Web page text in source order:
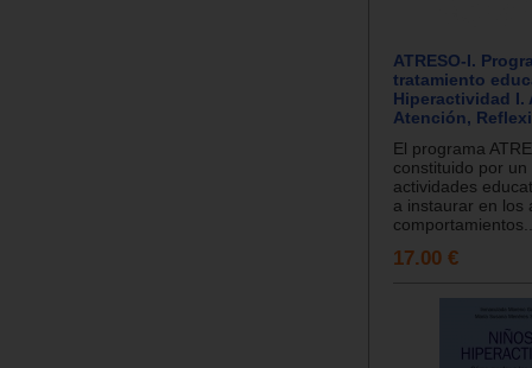
ATRESO-I.
tratamiento
Hiperactividad I.
Atención,
El programa
constituido por
actividades
a instaurar en los
17.00 €